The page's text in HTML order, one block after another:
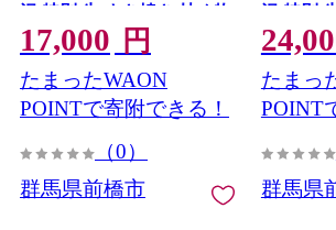
沢 特別 牛 すき焼き 炒め物
ブランド牛 上州牛 使いや
すい 便利 長期保存 冷凍 ス
トック 群馬県 前橋市
17,000 円
たまったWAON
POINTで寄附できる！
（0）
群馬県前橋市
沢 特別
ブランド
すい 便
トック
たまっ
POINT
群馬県